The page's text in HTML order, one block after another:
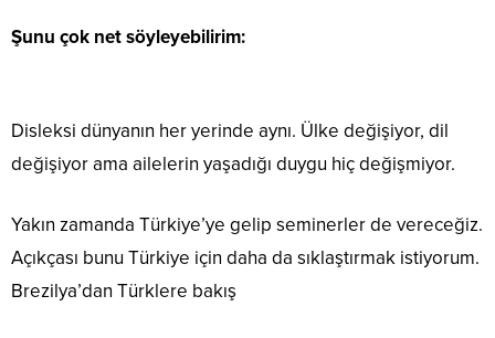
Şunu çok net söyleyebilirim:
Disleksi dünyanın her yerinde aynı. Ülke değişiyor, dil
değişiyor ama ailelerin yaşadığı duygu hiç değişmiyor.
Yakın zamanda Türkiye’ye gelip seminerler de vereceğiz.
Açıkçası bunu Türkiye için daha da sıklaştırmak istiyorum.
Brezilya’dan Türklere bakış